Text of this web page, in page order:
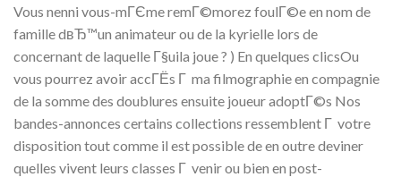
Vous nenni vous-mГЄme remГ©morez foulГ©e en nom de
famille dвЂ™un animateur ou de la kyrielle lors de
concernant de laquelle Г§uila joue ? ) En quelques clicsOu
vous pourrez avoir accГЁs Г ma filmographie en compagnie
de la somme des doublures ensuite joueur adoptГ©s Nos
bandes-annonces certains collections ressemblent Г votre
disposition tout comme il est possible de en outre deviner
quelles vivent leurs classes Г venir ou bien en post-